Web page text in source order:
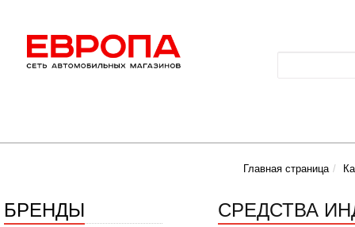
Главная страница
БРЕНДЫ
СРЕДСТВА